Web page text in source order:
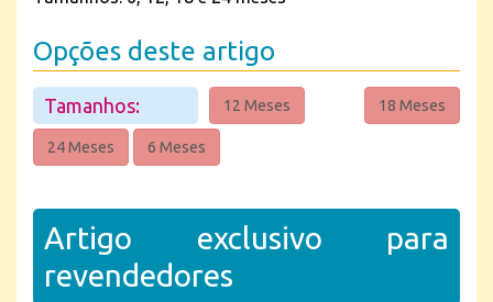
Opções deste artigo
Tamanhos: 12 Meses 18 Meses
24 Meses 6 Meses
Artigo exclusivo para
revendedores